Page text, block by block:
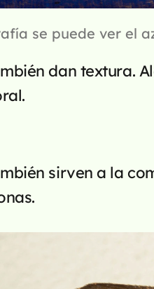
se puede ver el
dan textura.
sirven a la